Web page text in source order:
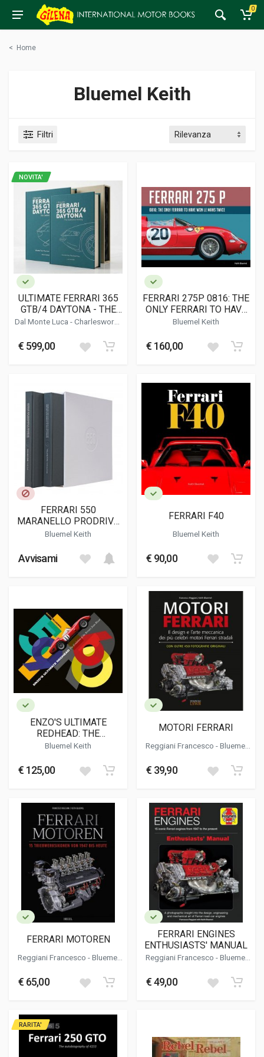
0
< Home
Bluemel Keith
Filtri
NOVITA'
ULTIMATE FERRARI 365
GTB/4 DAYTONA - THE
DEFINITIVE HISTORY
Dal Monte Luca -Charlesworth
€ 599,00
FERRARI 275P 0816: THE
ONLY FERRARI TO HAVE
WON LE MANS TWICE
Bluemel Keith
€ 160,00
FERRARI 550
MARANELLO PRODRIVE
(2 VOLUMES SET)
Bluemel Keith
Avvisami
FERRARI F40
Bluemel Keith
€ 90,00
ENZO'S ULTIMATE
REDHEAD: THE
EVOLUTION OF THE
Bluemel Keith
€ 125,00
MOTORI FERRARI
Reggiani Francesco -Bluemel
€ 39,90
FERRARI MOTOREN
Reggiani Francesco -Bluemel
€ 65,00
FERRARI ENGINES
ENTHUSIASTS' MANUAL
Reggiani Francesco -Bluemel
€ 49,00
RARITA'